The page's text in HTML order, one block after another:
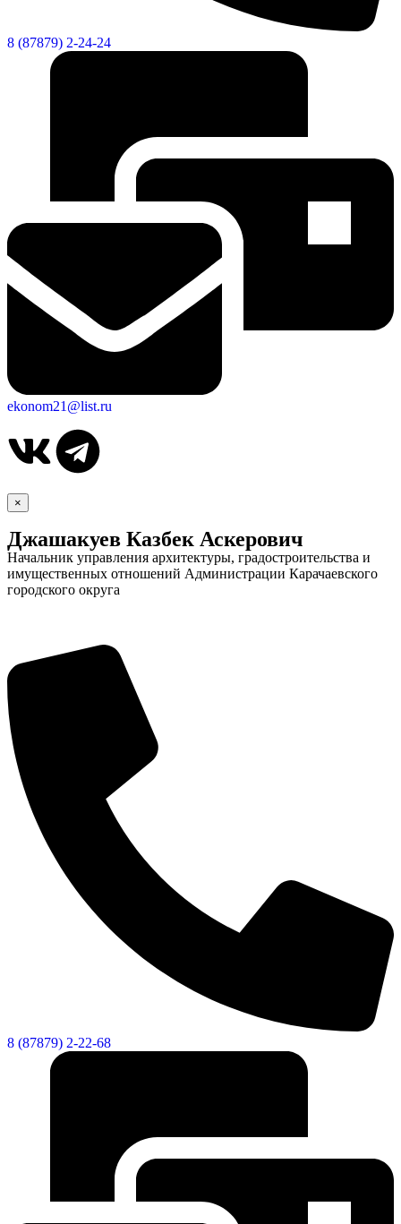
Об округе
8 (87879) 2-24-24
ekonom21@list.ru
×
Джашакуев Казбек Аскерович
Начальник управления архитектуры, градостроительства и
имущественных отношений Администрации Карачаевского
городского округа
8 (87879) 2-22-68